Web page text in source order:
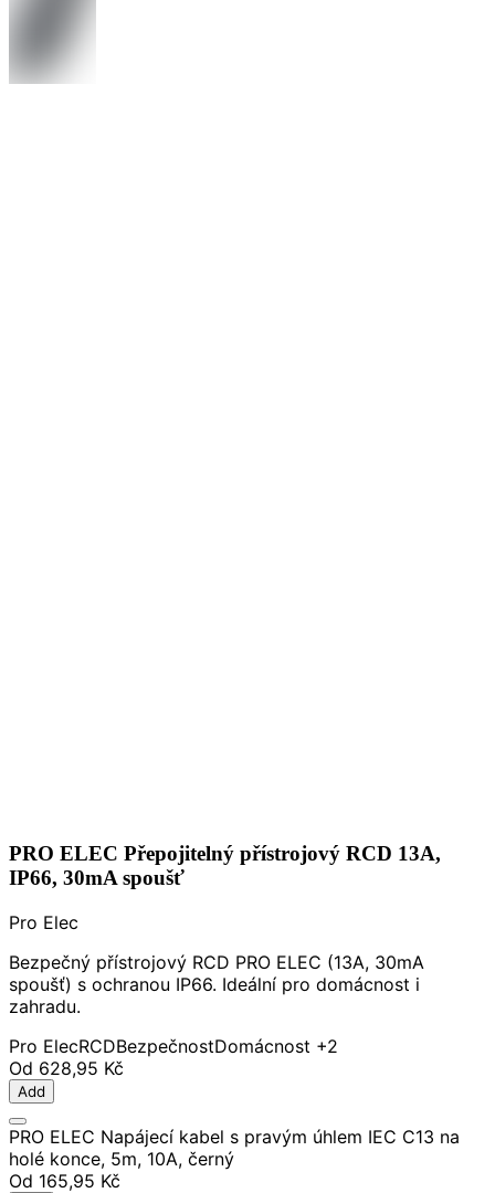
PRO ELEC Přepojitelný přístrojový RCD 13A,
IP66, 30mA spoušť
Pro Elec
Bezpečný přístrojový RCD PRO ELEC (13A, 30mA
spoušť) s ochranou IP66. Ideální pro domácnost i
zahradu.
Pro ElecRCDBezpečnostDomácnost +2
Od 628,95 Kč
Add
PRO ELEC Napájecí kabel s pravým úhlem IEC C13 na
holé konce, 5m, 10A, černý
Od 165,95 Kč